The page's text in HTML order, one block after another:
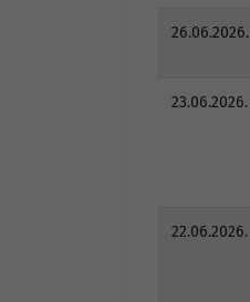
26.06.2026.
23.06.2026.
22.06.2026.